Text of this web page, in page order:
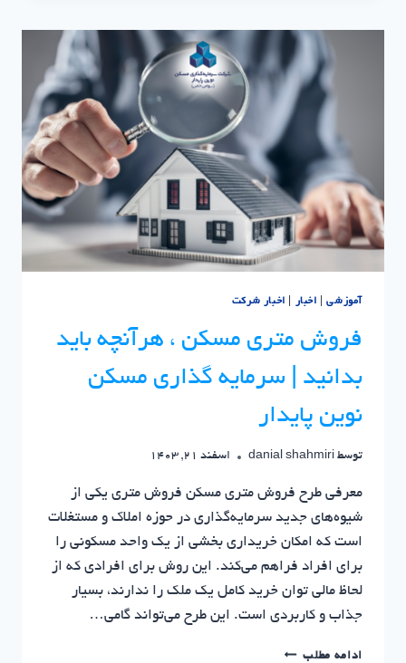
جلسه
تخصصی
نوین
پایدار
آموزشی| اخبار اخبار شرکت
فروش متری مسکن ، هرآنچه باید
بدانید | سرمایه گذاری مسکن
نوین پایدار
توسط danial shahmiri اسفند 21, 1403
معرفی طرح فروش متری مسکن فروش متری یکی از
شیوه‌های جدید سرمایه‌گذاری در حوزه املاک و مستغلات
است که امکان خریداری بخشی از یک واحد مسکونی را
برای افراد فراهم می‌کند. این روش برای افرادی که از
لحاظ مالی توان خرید کامل یک ملک را ندارند، بسیار
جذاب و کاربردی است. این طرح می‌تواند گامی…
ادامه مطلبفروش